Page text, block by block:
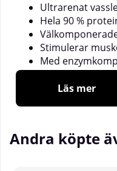
Ultrarenat
Hela 90 %
Stimulerar
Med
Med sin innovativa
Whey Isolate en ny
drygt 90 % protein
specialutformat
Läs mer
Andra köpte